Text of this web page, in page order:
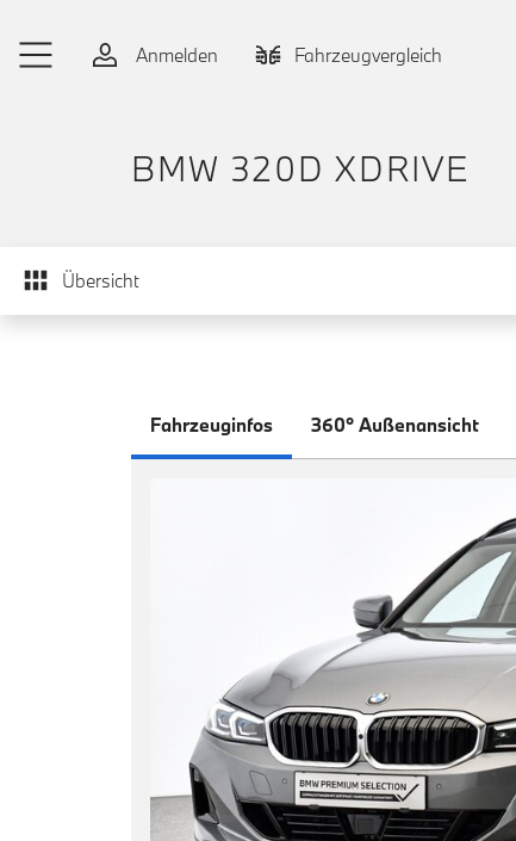
Anmelden
Fahrzeugvergleich
BMW 320D XDRIVE
Übersicht
Fahrzeuginfos 360° Außenansicht